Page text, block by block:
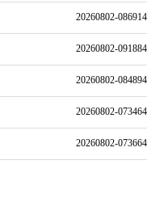
20260802-
20260802-
20260802-
20260802-
20260802-